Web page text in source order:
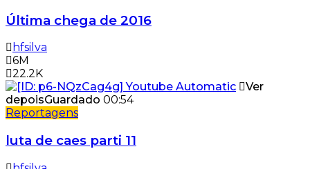
Última chega de 2016
hfsilva
6M
22.2K
Ver
depoisGuardado 00:54
Reportagens
luta de caes parti 11